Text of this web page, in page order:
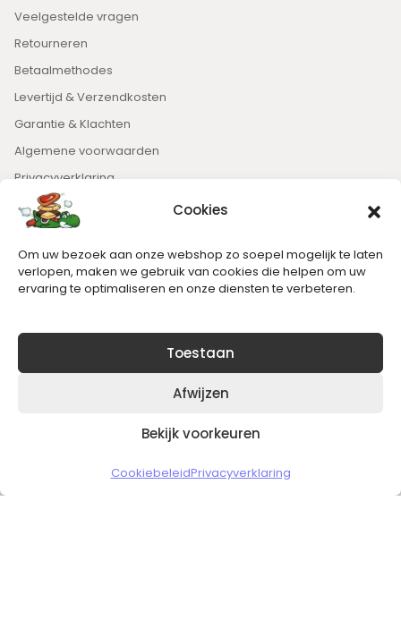
Cookies
Om uw bezoek aan onze webshop zo soepel mogelijk te laten
verlopen, maken we gebruik van cookies die helpen om uw
ervaring te optimaliseren en onze diensten te verbeteren.
Toestaan
Afwijzen
Bekijk voorkeuren
CookiebeleidPrivacyverklaring
Veelgestelde vragen
Retourneren
Betaalmethodes
Levertijd & Verzendkosten
Garantie & Klachten
Algemene voorwaarden
Privacyverklaring
Nieuwsbrief
Blijft op de hoogte van het laatste nieuws.